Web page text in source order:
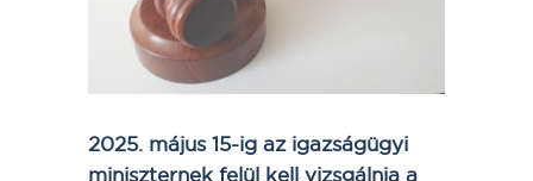
2025. május 15-ig az igazságügyi
miniszternek felül kell vizsgálnia a